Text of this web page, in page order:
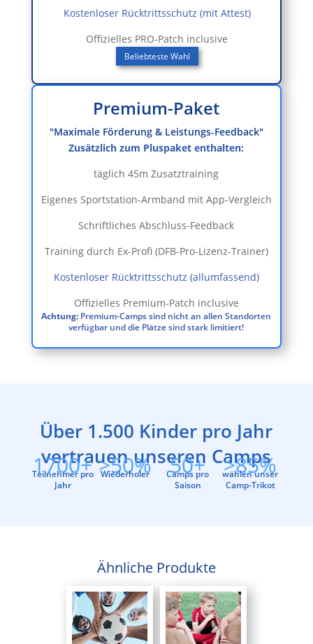
Kostenloser Rücktrittsschutz (mit Attest)
Offizielles PRO-Patch inclusive
Beliebteste Wahl
Premium-Paket
"Maximale Förderung & Leistungs-Feedback"
Zusätzlich zum Pluspaket enthalten:
täglich 45m Zusatztraining
Eigenes Sportstation-Armband mit App-Vergleich
Schriftliches Abschluss-Feedback
Training durch Ex-Profi (DFB-Pro-Lizenz-Trainer)
Kostenloser Rücktrittsschutz (allumfassend)
Offizielles Premium-Patch inclusive
Achtung: Premium-Camps sind nicht an allen Standorten
verfügbar und die Plätze sind stark limitiert!
Über 1.500 Kinder pro Jahr
vertrauen unseren Camps
1700+
Teilnehmer pro
Jahr
>50%
Wiederholer 50+
Camps pro
Saison
>85%
wählen unser
Camp-Trikot
Ähnliche Produkte